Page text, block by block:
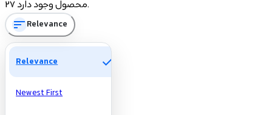
تومان
تومان
Manufacturers
27 محصول وجود دارد.
sortRelevance
Relevance check
Newest First